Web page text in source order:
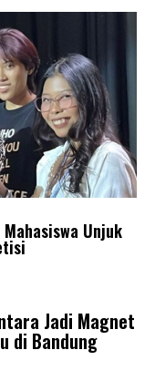
Mahasiswa Unjuk
Jadi Magnet
di Bandung